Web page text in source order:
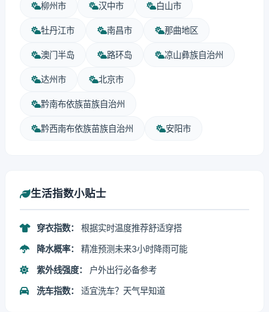
柳州市 汉中市 白山市
牡丹江市 南昌市 那曲地区
澳门半岛 路环岛 凉山彝族自治州
达州市 北京市
黔南布依族苗族自治州
黔西南布依族苗族自治州 安阳市
生活指数小贴士
穿衣指数： 根据实时温度推荐舒适穿搭
降水概率： 精准预测未来3小时降雨可能
紫外线强度： 户外出行必备参考
洗车指数： 适宜洗车？天气早知道